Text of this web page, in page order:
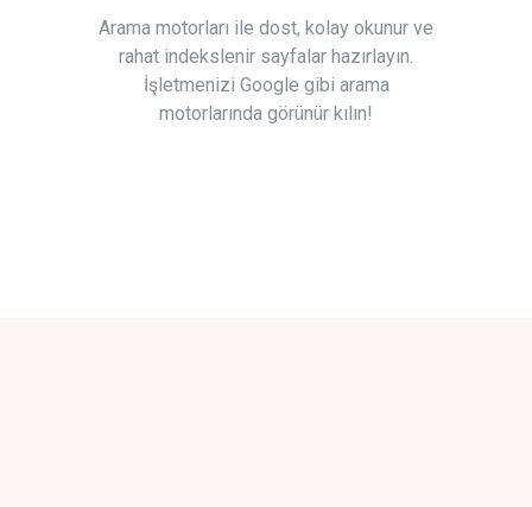
Arama motorları ile dost, kolay okunur ve
rahat indekslenir sayfalar hazırlayın.
İşletmenizi Google gibi arama
motorlarında görünür kılın!